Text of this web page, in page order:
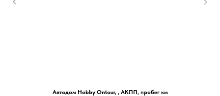
Автодом Hobby Ontour, , АКПП, пробег км